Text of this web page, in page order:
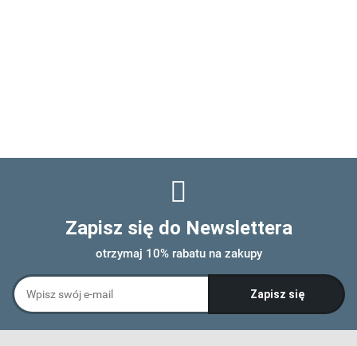
Zapisz się do Newslettera
otrzymaj 10% rabatu na zakupy